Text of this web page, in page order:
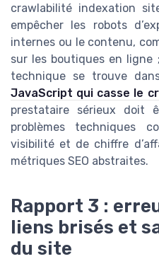
crawlabilité indexation
empêcher les robots
internes ou le contenu,
sur les boutiques en ligne
technique se trouve
JavaScript qui casse le
prestataire sérieux doit
problèmes techniques
visibilité et de chiffre
métriques SEO abstraites.
Rapport 3 :
liens brisés et
du site